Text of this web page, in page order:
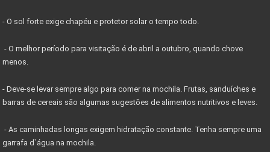
- O sol forte exige chapéu e protetor solar o tempo todo.
- O melhor período para visitação é de abril a outubro, quando chove
menos.
- Deve-se levar sempre algo para comer na mochila. Frutas, sanduíches e
barras de cereais são algumas sugestões de alimentos nutritivos e leves.
- As caminhadas longas exigem hidratação constante. Tenha sempre uma
garrafa d`água na mochila.